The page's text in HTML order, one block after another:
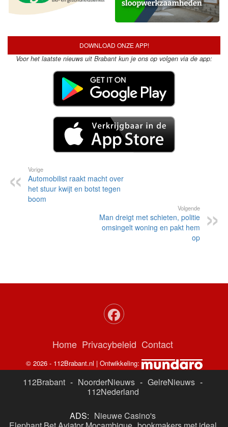
DOWNLOAD ONZE APP!
Voor het laatste nieuws uit Brabant kun je ons op volgen via de app:
Vorige
Automobilist raakt macht over
het stuur kwijt en botst tegen
boom
Volgende
Man dreigt met schieten, politie
omsingelt woning en pakt hem
op
Home Privacybeleid Contact
© 2026 - 112Brabant.nl | Ontwikkeling:
112Brabant - NoorderNieuws - GelreNieuws -
112Nederland
ADS: Nieuwe Casino's